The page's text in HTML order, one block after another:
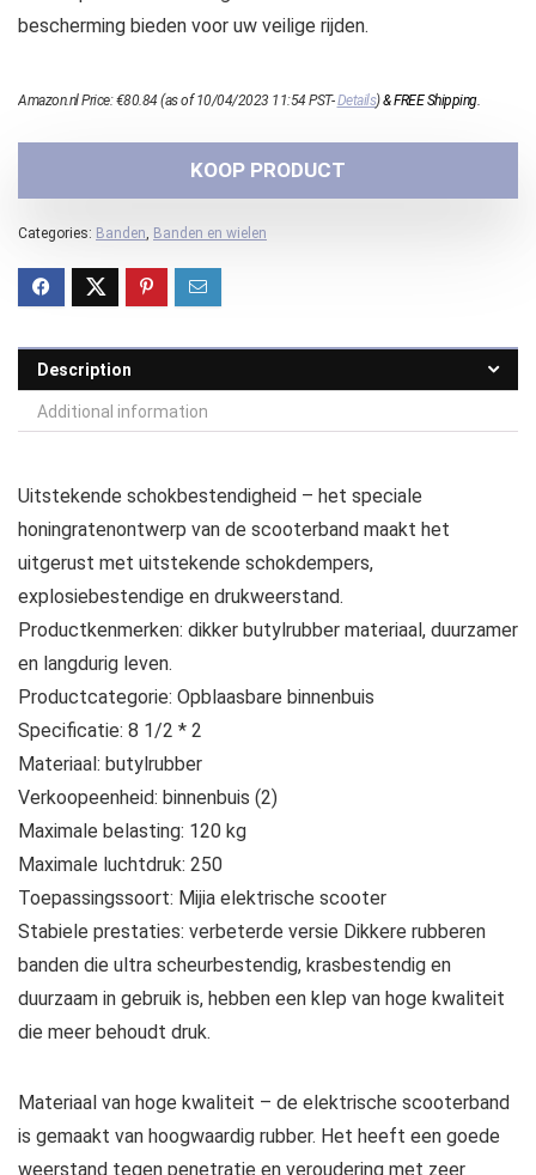
bescherming bieden voor uw veilige rijden.
Amazon.nl Price:€80.84 (as of 10/04/2023 11:54 PST-Details)&FREE Shipping.
KOOP PRODUCT
Categories: Banden Banden en wielen
Description
Additional information
Uitstekende schokbestendigheid – het speciale
honingratenontwerp van de scooterband maakt het
uitgerust met uitstekende schokdempers,
explosiebestendige en drukweerstand.
Productkenmerken: dikker butylrubber materiaal, duurzamer
en langdurig leven.
Productcategorie: Opblaasbare binnenbuis
Specificatie: 8 1/2 * 2
Materiaal: butylrubber
Verkoopeenheid: binnenbuis (2)
Maximale belasting: 120 kg
Maximale luchtdruk: 250
Toepassingssoort: Mijia elektrische scooter
Stabiele prestaties: verbeterde versie Dikkere rubberen
banden die ultra scheurbestendig, krasbestendig en
duurzaam in gebruik is, hebben een klep van hoge kwaliteit
die meer behoudt druk.
Materiaal van hoge kwaliteit – de elektrische scooterband
is gemaakt van hoogwaardig rubber. Het heeft een goede
weerstand tegen penetratie en veroudering met zeer